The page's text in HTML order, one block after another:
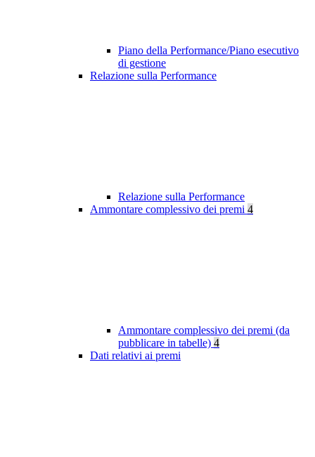
Piano della Performance/Piano esecutivo
di gestione
Relazione sulla Performance
Relazione sulla Performance
Ammontare complessivo dei premi 4
Ammontare complessivo dei premi (da
pubblicare in tabelle) 4
Dati relativi ai premi